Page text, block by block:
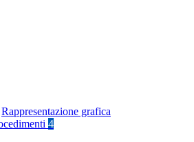
Rappresentazione grafica
4